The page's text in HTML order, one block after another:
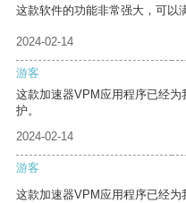
这款软件的功能非常强大，可以
2024-02-14
游客
这款加速器VPM应用程序已经
护。
2024-02-14
游客
这款加速器VPM应用程序已经为